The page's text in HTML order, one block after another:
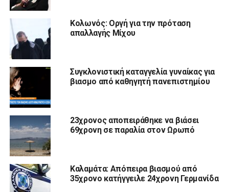
Κολωνός: Οργή για την πρόταση
απαλλαγής Μίχου
Συγκλονιστική καταγγελία γυναίκας για
βιασμo από καθηγητή πανεπιστημίου
23χρονος αποπειράθηκε να βιάσει
69χρονη σε παραλία στον Ωρωπό
Καλαμάτα: Απόπειρα βιασμού από
35χρονο κατήγγειλε 24χρονη Γερμανίδα